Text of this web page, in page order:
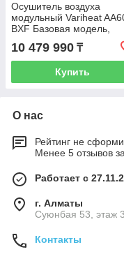
Осушитель воздуха
модульный Variheat
BXF Базовая модель,
10 479 990 ₸
Купить
О нас
Рейтинг не
Менее 5 отзывов
Работает с
г. Алматы
Суюнбая 53, этаж
Контакты